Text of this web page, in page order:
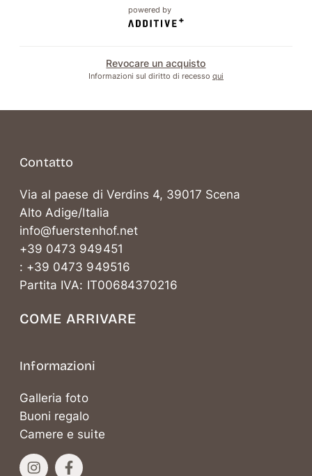
powered by
Revocare un acquisto
Informazioni sul diritto di recesso qui
Contatto
Via al paese di Verdins 4, 39017 Scena
Alto Adige/Italia
info@fuerstenhof.net
+39 0473 949451
: +39 0473 949516
Partita IVA: IT00684370216
COME ARRIVARE
Informazioni
Galleria foto
Buoni regalo
Camere e suite